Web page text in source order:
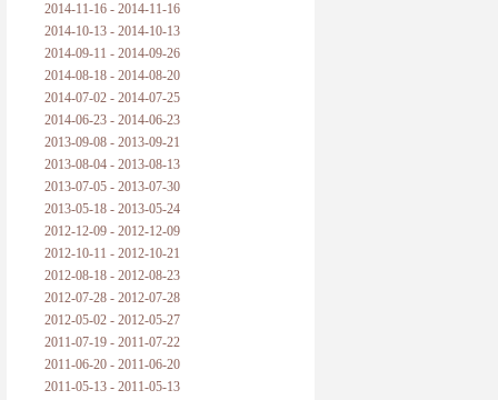
2014-11-16 - 2014-11-16
2014-10-13 - 2014-10-13
2014-09-11 - 2014-09-26
2014-08-18 - 2014-08-20
2014-07-02 - 2014-07-25
2014-06-23 - 2014-06-23
2013-09-08 - 2013-09-21
2013-08-04 - 2013-08-13
2013-07-05 - 2013-07-30
2013-05-18 - 2013-05-24
2012-12-09 - 2012-12-09
2012-10-11 - 2012-10-21
2012-08-18 - 2012-08-23
2012-07-28 - 2012-07-28
2012-05-02 - 2012-05-27
2011-07-19 - 2011-07-22
2011-06-20 - 2011-06-20
2011-05-13 - 2011-05-13